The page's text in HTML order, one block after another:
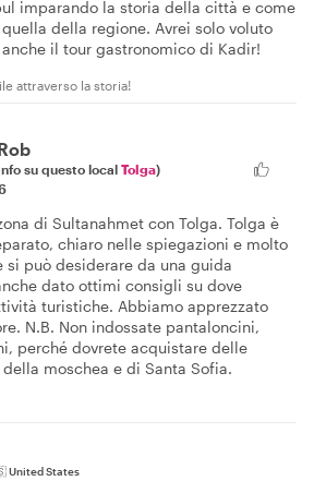
imparando la storia della città e come
della regione. Avrei solo voluto
il tour gastronomico di Kadir!
attraverso la storia!
su questo local Tolga)
di Sultanahmet con Tolga. Tolga è
chiaro nelle spiegazioni e molto
si può desiderare da una guida
dato ottimi consigli su dove
turistiche. Abbiamo apprezzato
N.B. Non indossate pantaloncini,
perché dovrete acquistare delle
moschea e di Santa Sofia.
United States